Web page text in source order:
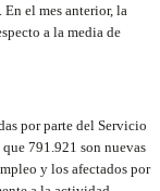
el mes anterior, la
a la media de
por parte del Servicio
791.921 son nuevas
y los afectados por